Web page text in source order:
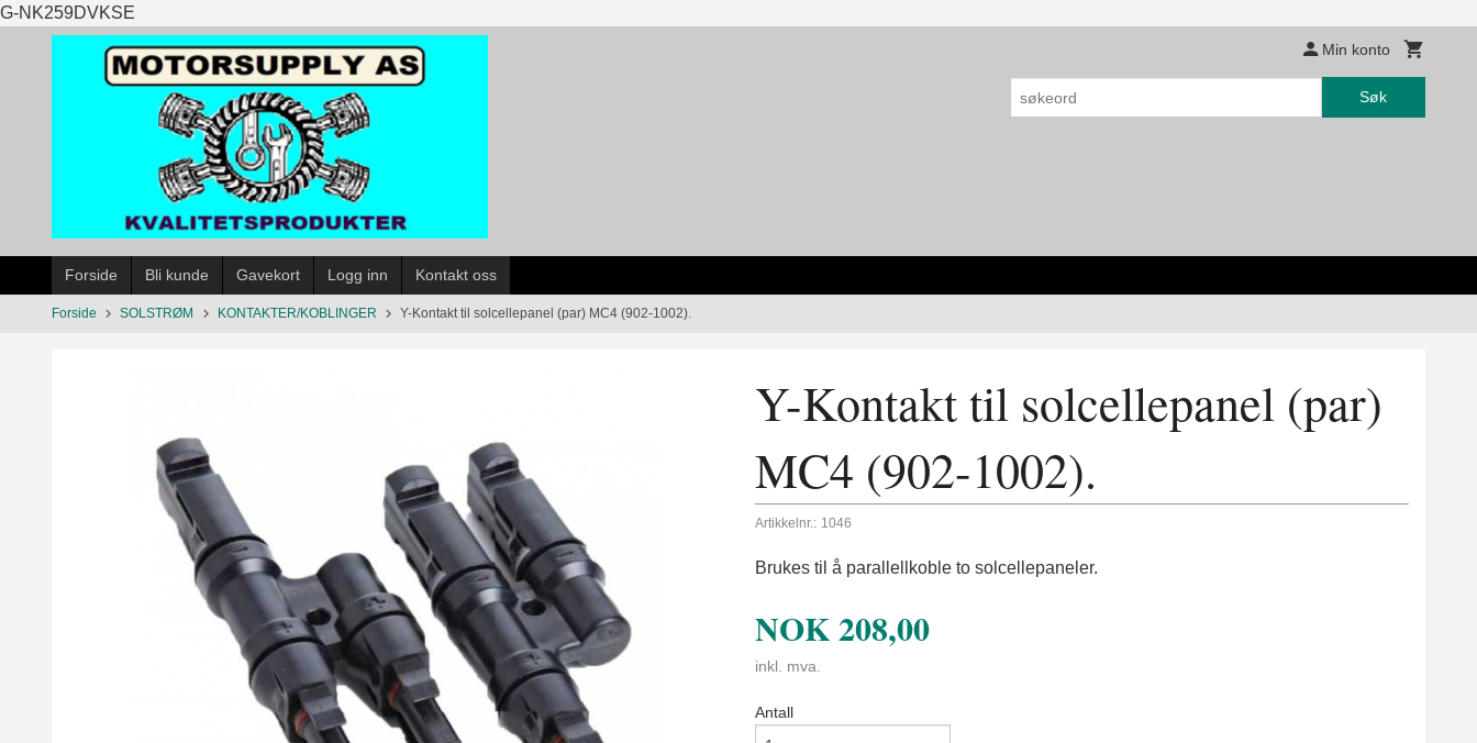
G-NK259DVKSE
til
innholdet
Min konto
Søk
Forside Bli kunde Gavekort Logg inn Kontakt oss
Forside SOLSTRØM KONTAKTER/KOBLINGER Y-Kontakt til solcellepanel (par) MC4 (902-1002).
Y-Kontakt til solcellepanel (par)
MC4 (902-1002).
Artikkelnr.: 1046
Brukes til å parallellkoble to solcellepaneler.
NOK208,00
inkl. mva.
Antall